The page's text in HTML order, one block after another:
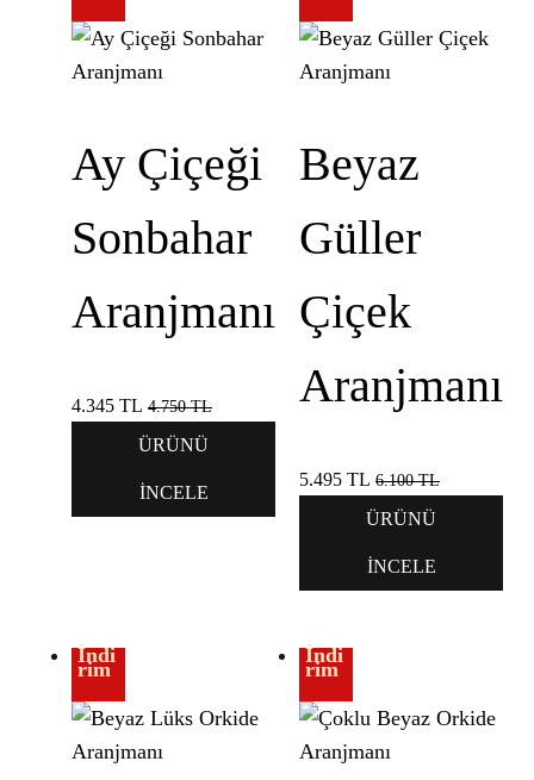
Ay Çiçeği
Sonbahar
Aranjmanı
4.345 TL 4.750TL
ÜRÜNÜ
İNCELE
Beyaz
Güller
Çiçek
Aranjmanı
5.495 TL 6.100TL
ÜRÜNÜ
İNCELE
İndi
rim
İndi
rim